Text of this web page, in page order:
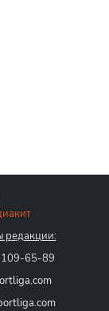
редакции:
65-89